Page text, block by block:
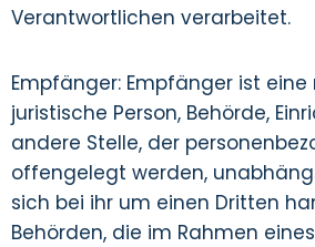
Verantwortlichen verarbeitet.
Empfänger: Empfänger ist
juristische Person, Behörde,
andere Stelle, der
offengelegt werden,
sich bei ihr um einen Dritten
Behörden, die im Rahmen